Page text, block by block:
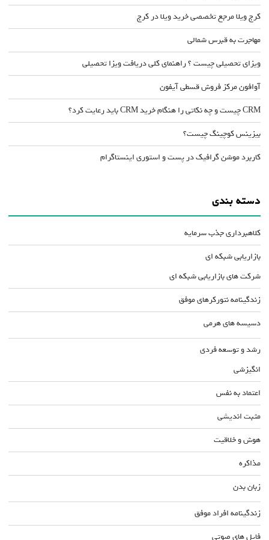
کرج ویلا مرجع تخصصی خرید ویلا در کرج
مهاجرت به قبرس شمالی
ویزای تحصیلی چیست ؟ راهنمای کلی دریافت ویزا تحصیلی
آوافون مرکز فروش قسطی آیفون
CRM چیست و چه نکاتی را هنگام خرید CRM باید رعایت کرد؟
بیزینس کوچینگ چیست؟
کاربرد موشن گرافیک در پست و استوری اینستاگرام
دسته بندی
کلاهبرداری جذب سرمایه
بازاریابی شبکه ای
شرکت های بازاریابی شبکه ای
زندگینامه نتورکرهای موفق
دسیسه های هرمی
رشد و توسعه فردی
انگیزشی
اعتماد به نفس
مثبت اندیشی
هوش و خلاقیت
مذاکره
زبان بدن
زندگینامه افراد موفق
فایل های صوتی